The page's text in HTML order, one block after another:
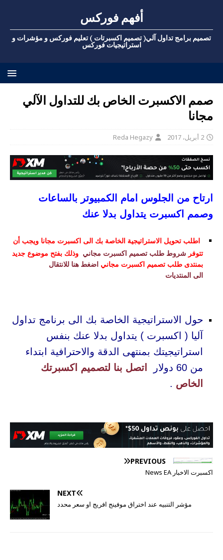
أفهم فوركس
تصميم برامج تداول آلي( تصميم اكسبرتات ) تعليم فوركس و مؤشرات و
استراتيجيات فوركس
صمم الاكسبرت الخاص بك للتداول الآلي
مجانا
2 أبريل، 2017 Reda Hegazy
ارتاح من الجلوس امام الكمبيوتر بالساعات
وصمم اكسبرت يتداول بدلا عنك
اطلب تحويل الاستراتيجية الخاصة بك الى اكسبرت مجانا ويجب أن
تتوفر شروط طلب تصميم اكسبرت مجاني وذلك بفتح موضوع جديد
بمنتدى طلب تصميم اكسبرت مجاني اضغط هنا للانتقال
الى المنتديات
حول الاستراتيجية الخاصة بك الى برنامج تداول
آليا ( اكسبرت ) يتداول بدلا عنك بنفس
استراتيجيتك بمنتهى الدقة والاحترافية ابتداء
من 60 دولار
اتصل بنا لتصميم اكسبرتك
الخاص .
PREVIOUS
اكسبرت الاخبار News EA
NEXT
مؤشر التنبيه عند اختراق موفينج افريج او سعر محدد